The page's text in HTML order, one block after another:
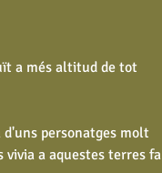
a més altitud de tot
personatges molt
a aquestes terres fa